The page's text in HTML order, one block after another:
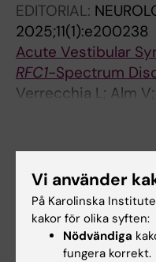
EDITORIAL:
2025;11(1):e200238
Acute Vestibular
RFC1-Spectrum
Verrecchia L; Alm
Paivandy A; Feuk
Forskningsområden:
Neurologi
Är du Victor Alm?
Redigera din profil
Vi använder
På Karolinska
kakor för olika syften:
Nödvändiga
fungera korrekt.